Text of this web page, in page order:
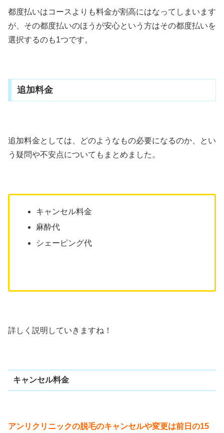
都度払いはコースよりも料金が割高にはなってしまいます
が、その都度払いのほうが安心という方はその都度払いを
選択するのも1つです。
追加料金
追加料金としては、どのようなもの必要になるのか、とい
う疑問や不安点についてもまとめました。
キャンセル料金
麻酔代
シェーピング代
詳しく説明していきますね！
キャンセル料金
アンリクリニックの脱毛のキャンセルや変更は前日の15